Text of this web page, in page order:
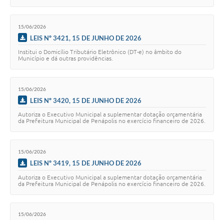
15/06/2026
LEIS Nº 3421, 15 DE JUNHO DE 2026
Institui o Domicílio Tributário Eletrônico (DT-e) no âmbito do
Município e dá outras providências.
15/06/2026
LEIS Nº 3420, 15 DE JUNHO DE 2026
Autoriza o Executivo Municipal a suplementar dotação orçamentária
da Prefeitura Municipal de Penápolis no exercício financeiro de 2026.
15/06/2026
LEIS Nº 3419, 15 DE JUNHO DE 2026
Autoriza o Executivo Municipal a suplementar dotação orçamentária
da Prefeitura Municipal de Penápolis no exercício financeiro de 2026.
15/06/2026